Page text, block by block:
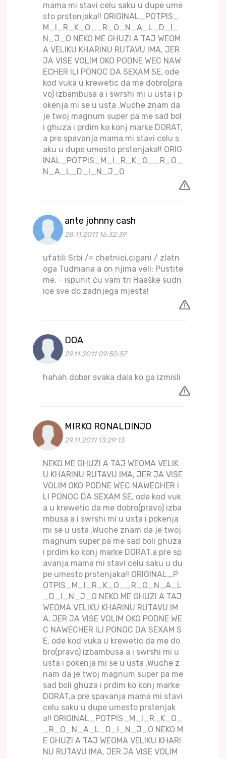
mama mi stavi celu saku u dupe ume
sto prstenjaka!! ORIGINAL_POTPIS_
M_I_R_K_O__R_O_N_A_L_D_I_
N_J_O NEKO ME GHUZI A TAJ WEOM
A VELIKU KHARINU RUTAVU IMA, JER
JA VISE VOLIM OKO PODNE WEC NAW
ECHER ILI PONOC DA SEXAM SE, ode
kod vuka u krewetic da me dobro(pra
vo) izbambusa a i swrshi mi u usta i p
okenja mi se u usta ,Wuche znam da
je twoj magnum super pa me sad bol
i ghuza i prdim ko konj marke DORAT,
a pre spavanja mama mi stavi celu s
aku u dupe umesto prstenjaka!! ORIG
INAL_POTPIS_M_I_R_K_O__R_O_
N_A_L_D_I_N_J_O
ante johnny cash
28.11.2011 16:32:39
ufatili Srbi /= chetnici,cigani / zlatn
oga Tuđmana a on njima veli: Pustite
me, - ispunit ću vam tri Haaške sudn
ice sve do zadnjega mjesta!
DOA
29.11.2011 09:50:57
hahah dobar svaka dala ko ga izmisli
MIRKO RONALDINJO
29.11.2011 13:29:13
NEKO ME GHUZI A TAJ WEOMA VELIK
U KHARINU RUTAVU IMA, JER JA VISE
VOLIM OKO PODNE WEC NAWECHER I
LI PONOC DA SEXAM SE, ode kod vuk
a u krewetic da me dobro(pravo) izba
mbusa a i swrshi mi u usta i pokenja
mi se u usta ,Wuche znam da je twoj
magnum super pa me sad boli ghuza
i prdim ko konj marke DORAT,a pre sp
avanja mama mi stavi celu saku u du
pe umesto prstenjaka!! ORIGINAL_P
OTPIS_M_I_R_K_O__R_O_N_A_L
_D_I_N_J_O NEKO ME GHUZI A TAJ
WEOMA VELIKU KHARINU RUTAVU IM
A, JER JA VISE VOLIM OKO PODNE WE
C NAWECHER ILI PONOC DA SEXAM S
E, ode kod vuka u krewetic da me do
bro(pravo) izbambusa a i swrshi mi u
usta i pokenja mi se u usta ,Wuche z
nam da je twoj magnum super pa me
sad boli ghuza i prdim ko konj marke
DORAT,a pre spavanja mama mi stavi
celu saku u dupe umesto prstenjak
a!! ORIGINAL_POTPIS_M_I_R_K_O_
_R_O_N_A_L_D_I_N_J_O NEKO M
E GHUZI A TAJ WEOMA VELIKU KHARI
NU RUTAVU IMA, JER JA VISE VOLIM